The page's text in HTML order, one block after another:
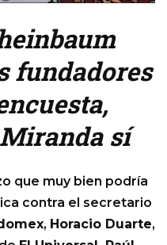
fundadores
sí
que muy bien podría
contra el secretario
, Horacio Duarte,